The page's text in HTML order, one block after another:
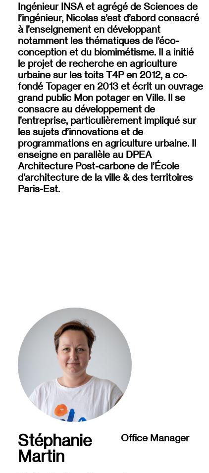
Ingénieur INSA et agrégé de Sciences de
l’ingénieur, Nicolas s’est d’abord consacré
à l’enseignement en développant
notamment les thématiques de l’éco-
conception et du biomimétisme. Il a initié
le projet de recherche en agriculture
urbaine sur les toits T4Pen 2012, a co-
fondé Topageren 2013 et écrit un ouvrage
grand public Mon potager en Ville. Il se
consacre au développement de
l’entreprise, particulièrement impliqué sur
les sujets d’innovations et de
programmations en agriculture urbaine. Il
enseigne en parallèle au DPEA
Architecture Post-carbonede l’École
d’architecture de la ville & des territoires
Paris-Est.
Stéphanie
Martin
Office Manager